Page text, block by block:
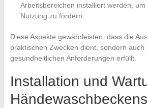
Arbeitsbereichen installiert werden,
Nutzung zu fördern.
Diese Aspekte gewährleisten, dass die
praktischen Zwecken dient, sondern auch
gesundheitlichen Anforderungen erfüllt.
Installation und
Händewaschbeckens